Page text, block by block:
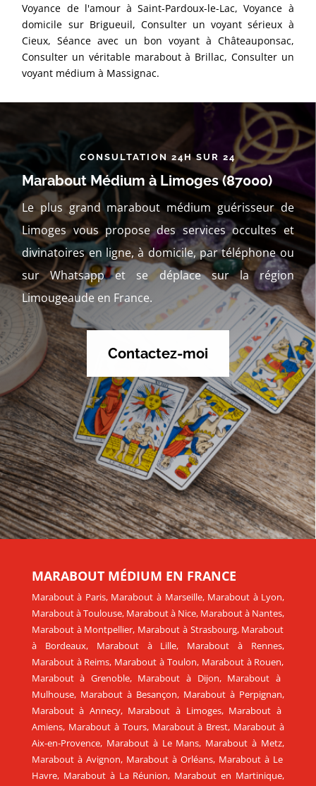
Voyance de l'amour à Saint-Pardoux-le-Lac, Voyance à
domicile sur Brigueuil, Consulter un voyant sérieux à
Cieux, Séance avec un bon voyant à Châteauponsac,
Consulter un véritable marabout à Brillac, Consulter un
voyant médium à Massignac.
CONSULTATION 24H SUR 24
Marabout Médium à Limoges (87000)
Le plus grand marabout médium guérisseur de
Limoges vous propose des services occultes et
divinatoires en ligne, à domicile, par téléphone ou
sur Whatsapp et se déplace sur la région
Limougeaude en France.
Contactez-moi
MARABOUT MÉDIUM EN FRANCE
Marabout à Paris, Marabout à Marseille,Marabout à Lyon,
Marabout à Toulouse,Marabout à Nice, Marabout à Nantes,
Marabout à Montpellier, Marabout à Strasbourg,Marabout
à Bordeaux,Marabout à Lille, Marabout à Rennes,
Marabout à Reims, Marabout à Toulon,Marabout à Rouen,
Marabout à Grenoble,Marabout à Dijon,Marabout à
Mulhouse,Marabout à Besançon, Marabout à Perpignan,
Marabout à Annecy,Marabout à Limoges,Marabout à
Amiens,Marabout à Tours,Marabout à Brest, Marabout à
Aix-en-Provence,Marabout à Le Mans, Marabout à Metz,
Marabout à Avignon,Marabout à Orléans, Marabout à Le
Havre,Marabout à La Réunion, Marabout en Martinique,